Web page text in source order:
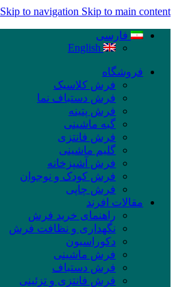
Skip to navigation Skip to main content
فارسی
English
فروشگاه
فرش کلاسیک
فرش دستباف نما
فرش پتینه
گبه ماشینی
فرش فانتزی
گلیم ماشینی
فرش آشپزخانه
فرش کودک و نوجوان
فرش چاپی
مقالات افرند
راهنمای خرید فرش
نگهداری و نظافت فرش
دکوراسیون
فرش ماشینی
فرش دستباف
فرش فانتزی و تزئینی